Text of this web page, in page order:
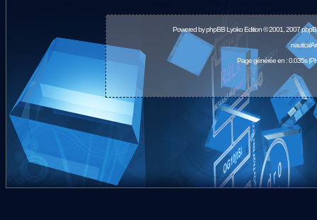
Powered byphpBBLyoko Edition © 2001, 2007
Page générée en : 0.035s